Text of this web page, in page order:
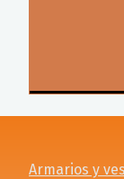
Armarios y